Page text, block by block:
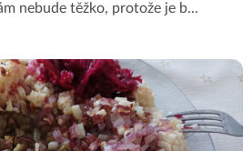
nebude těžko, protože je b...